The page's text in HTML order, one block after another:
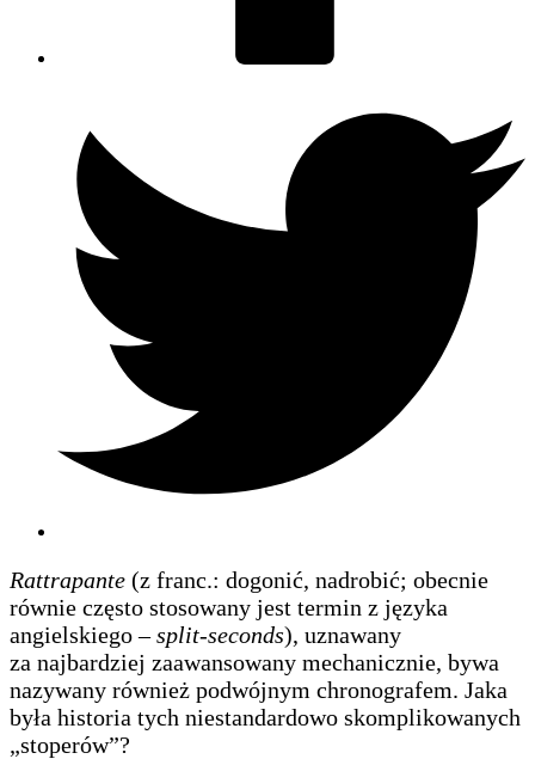
Rattrapante (z franc.: dogonić, nadrobić; obecnie
równie często stosowany jest termin z języka
angielskiego –split-seconds), uznawany
za najbardziej zaawansowany mechanicznie, bywa
nazywany również podwójnym chronografem. Jaka
była historia tych niestandardowo skomplikowanych
„stoperów”?